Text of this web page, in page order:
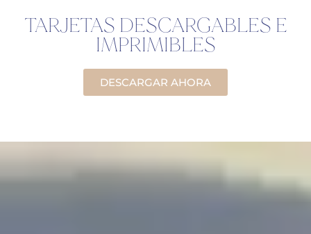
TARJETAS DESCARGABLES E
IMPRIMIBLES
DESCARGAR AHORA